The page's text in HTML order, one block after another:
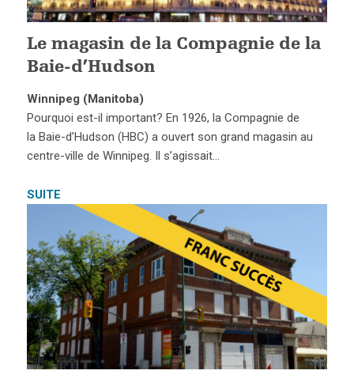
Le magasin de la Compagnie de la
Baie-d’Hudson
Winnipeg (Manitoba)
Pourquoi est-il important? En 1926, la Compagnie de
la Baie-d’Hudson (HBC) a ouvert son grand magasin au
centre-ville de Winnipeg. Il s’agissait…
SUITE